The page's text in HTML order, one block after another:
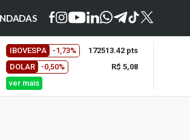
IBOVESPA -1,73%
172513.42 pts
DOLAR
-0,50%
R$ 5,08
ver mais